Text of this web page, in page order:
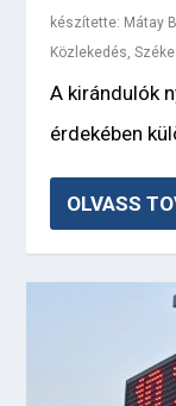
készítette: Mátay
Közlekedés,
A kirándulók
érdekében
OLVASS